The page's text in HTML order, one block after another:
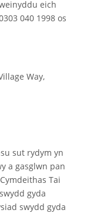
eich
040 1998 os
Way,
sut rydym yn
a gasglwn pan
Tai
gyda
swydd gyda